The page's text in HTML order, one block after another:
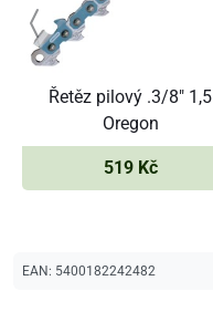
Řetěz pilový .3/8" 1,5
Oregon
519 Kč
EAN: 5400182242482